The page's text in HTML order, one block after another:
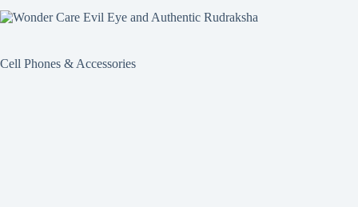
Cell Phones & Accessories